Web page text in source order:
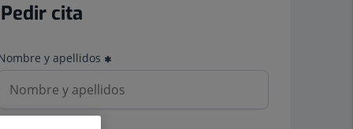
Pedir cita
y apellidos